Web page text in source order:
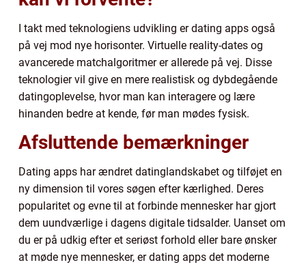
I takt med teknologiens udvikling er dating apps også
på vej mod nye horisonter. Virtuelle reality-dates og
avancerede matchalgoritmer er allerede på vej. Disse
teknologier vil give en mere realistisk og dybdegående
datingoplevelse, hvor man kan interagere og lære
hinanden bedre at kende, før man mødes fysisk.
Afsluttende bemærkninger
Dating apps har ændret datinglandskabet og tilføjet en
ny dimension til vores søgen efter kærlighed. Deres
popularitet og evne til at forbinde mennesker har gjort
dem uundværlige i dagens digitale tidsalder. Uanset om
du er på udkig efter et seriøst forhold eller bare ønsker
at møde nye mennesker, er dating apps det moderne